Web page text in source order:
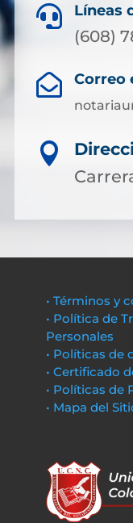
 Líneas
(608)
 Correo

• Términos y
• Política de
Personales
• Políticas de
• Certificado
• Políticas de
• Mapa del